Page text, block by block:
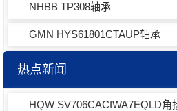
NHBB TP308轴承
GMN HYS61801CTAUP轴承
热点新闻
HQW SV706CACIWA7EQLD角